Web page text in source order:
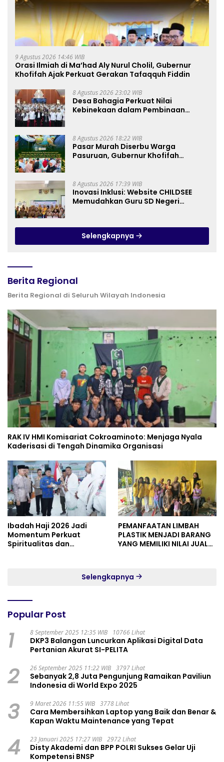
9 Agustus 2026 14:46 WIB
Orasi Ilmiah di Ma’had Aly Nurul Cholil, Gubernur
Khofifah Ajak Perkuat Gerakan Tafaqquh Fiddin
8 Agustus 2026 23:02 WIB
Desa Bahagia Perkuat Nilai
Kebinekaan dalam Pembinaan
8 Agustus 2026 18:22 WIB
Pasar Murah Diserbu Warga
Pasuruan, Gubernur Khofifah
8 Agustus 2026 17:39 WIB
Inovasi Inklusi: Website CHILDSEE
Memudahkan Guru SD Negeri
Selengkapnya
Berita Regional
Berita Regional di Seluruh Wilayah Indonesia
RAK IV HMI Komisariat Cokroaminoto: Menjaga Nyala
Kaderisasi di Tengah Dinamika Organisasi
Ibadah Haji 2026 Jadi
Momentum Perkuat
Spiritualitas dan
PEMANFAATAN LIMBAH
PLASTIK MENJADI BARANG
YANG MEMILIKI NILAI JUAL
Selengkapnya
Popular Post
1 8 September 2025 12:35 WIB 10766 Lihat
DKP3 Balangan Luncurkan Aplikasi Digital Data
Pertanian Akurat SI-PELITA
2 26 September 2025 11:22 WIB 3797 Lihat
Sebanyak 2,8 Juta Pengunjung Ramaikan Paviliun
Indonesia di World Expo 2025
3 9 Maret 2026 11:55 WIB 3778 Lihat
Cara Membersihkan Laptop yang Baik dan Benar &
Kapan Waktu Maintenance yang Tepat
4 23 Januari 2025 17:27 WIB 2972 Lihat
Disty Akademi dan BPP POLRI Sukses Gelar Uji
Kompetensi BNSP